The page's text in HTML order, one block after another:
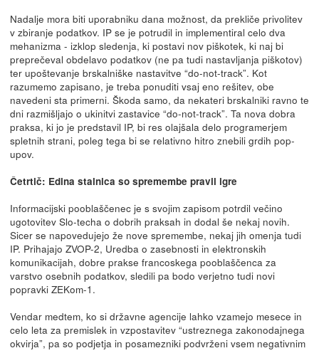
Nadalje mora biti uporabniku dana možnost, da prekliče privolitev
v zbiranje podatkov. IP se je potrudil in implementiral celo dva
mehanizma - izklop sledenja, ki postavi nov piškotek, ki naj bi
preprečeval obdelavo podatkov (ne pa tudi nastavljanja piškotov)
ter upoštevanje brskalniške nastavitve “do-not-track”. Kot
razumemo zapisano, je treba ponuditi vsaj eno rešitev, obe
navedeni sta primerni. Škoda samo, da nekateri brskalniki ravno te
dni razmišljajo o ukinitvi zastavice “do-not-track”. Ta nova dobra
praksa, ki jo je predstavil IP, bi res olajšala delo programerjem
spletnih strani, poleg tega bi se relativno hitro znebili grdih pop-
upov.
Četrtič: Edina stalnica so spremembe pravil igre
Informacijski pooblaščenec je s svojim zapisom potrdil večino
ugotovitev Slo-techa o dobrih praksah in dodal še nekaj novih.
Sicer se napovedujejo že nove spremembe, nekaj jih omenja tudi
IP. Prihajajo ZVOP-2, Uredba o zasebnosti in elektronskih
komunikacijah, dobre prakse francoskega pooblaščenca za
varstvo osebnih podatkov, sledili pa bodo verjetno tudi novi
popravki ZEKom-1.
Vendar medtem, ko si državne agencije lahko vzamejo mesece in
celo leta za premislek in vzpostavitev “ustreznega zakonodajnega
okvirja”, pa so podjetja in posamezniki podvrženi vsem negativnim